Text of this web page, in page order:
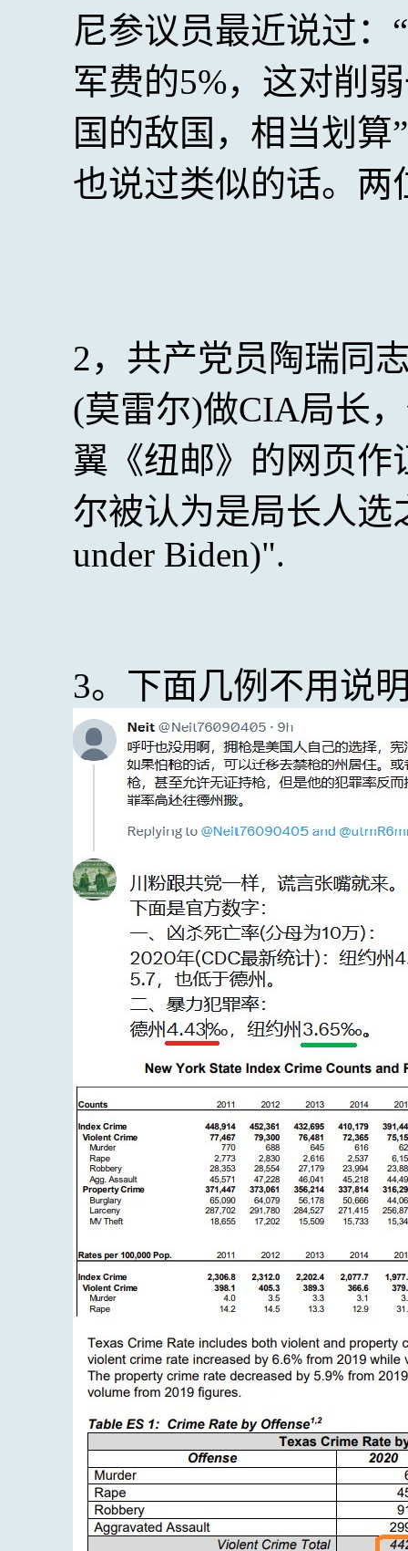
尼参议员最近说过：
军费的5%，这对削
国的敌国，相当划
也说过类似的话。两
2，共产党员陶瑞同
(莫雷尔)做CIA局长
翼《纽邮》的网页
尔被认为是局长人选
under Biden)".
3。下面几例不用说